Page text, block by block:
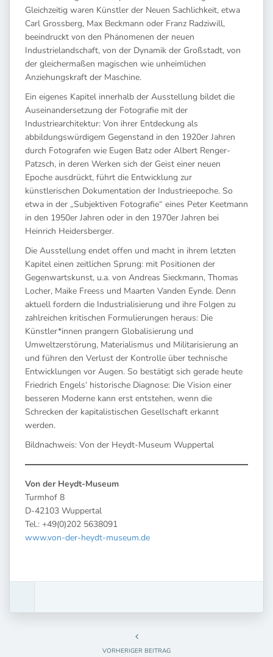
Gleichzeitig waren Künstler der Neuen Sachlichkeit, etwa
Carl Grossberg, Max Beckmann oder Franz Radziwill,
beeindruckt von den Phänomenen der neuen
Industrielandschaft, von der Dynamik der Großstadt, von
der gleichermaßen magischen wie unheimlichen
Anziehungskraft der Maschine.
Ein eigenes Kapitel innerhalb der Ausstellung bildet die
Auseinandersetzung der Fotografie mit der
Industriearchitektur: Von ihrer Entdeckung als
abbildungswürdigem Gegenstand in den 1920er Jahren
durch Fotografen wie Eugen Batz oder Albert Renger-
Patzsch, in deren Werken sich der Geist einer neuen
Epoche ausdrückt, führt die Entwicklung zur
künstlerischen Dokumentation der Industrieepoche. So
etwa in der „Subjektiven Fotografie“ eines Peter Keetmann
in den 1950er Jahren oder in den 1970er Jahren bei
Heinrich Heidersberger.
Die Ausstellung endet offen und macht in ihrem letzten
Kapitel einen zeitlichen Sprung: mit Positionen der
Gegenwartskunst, u.a. von Andreas Sieckmann, Thomas
Locher, Maike Freess und Maarten Vanden Eynde. Denn
aktuell fordern die Industrialisierung und ihre Folgen zu
zahlreichen kritischen Formulierungen heraus: Die
Künstler*innen prangern Globalisierung und
Umweltzerstörung, Materialismus und Militarisierung an
und führen den Verlust der Kontrolle über technische
Entwicklungen vor Augen. So bestätigt sich gerade heute
Friedrich Engels‘ historische Diagnose: Die Vision einer
besseren Moderne kann erst entstehen, wenn die
Schrecken der kapitalistischen Gesellschaft erkannt
werden.
Bildnachweis: Von der Heydt-Museum Wuppertal
Von der Heydt-Museum
Turmhof 8
D-42103 Wuppertal
Tel.: +49(0)202 5638091
www.von-der-heydt-museum.de
VORHERIGER BEITRAG